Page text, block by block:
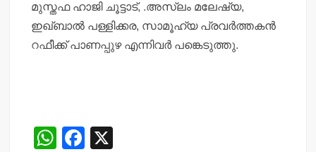
മുസ്തഫ ഹാജി ചൂട്ടാട്, .അസ്ലം മലേഷ്യ,
ഇഖ്ബാല്‍ പള്ളിക്കര, സാമൂഹ്യ പ്രവര്‍ത്തകന്‍
റഫീക്ക് പാണപ്പുഴ എന്നിവര്‍ പങ്കെടുത്തു.
W
F